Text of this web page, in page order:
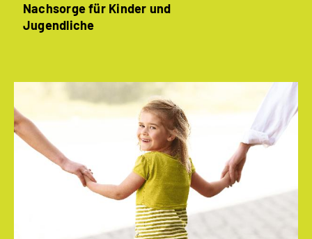
Nachsorge für Kinder und
Jugendliche